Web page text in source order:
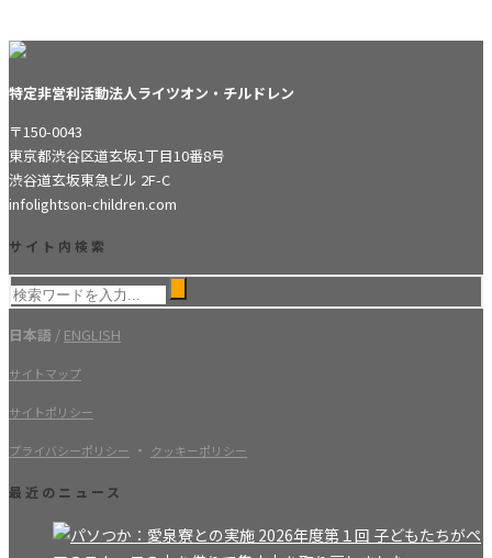
特定非営利活動法人ライツオン・チルドレン
〒150-0043
東京都渋谷区道玄坂1丁目10番8号
渋谷道玄坂東急ビル 2F-C
infolightson-children.com
サイト内検索
日本語 / ENGLISH
サイトマップ
サイトポリシー
プライバシーポリシー ・ クッキーポリシー
最近のニュース